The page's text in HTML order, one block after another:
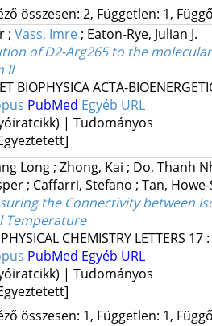
összesen: 2, Független: 1,
; Vass, Imre ; Eaton-Rye, Julian J.
of D2-Arg265 to the
II
BIOPHYSICA ACTA-
PubMed Egyéb URL
| Tudományos
Long ; Zhong, Kai ; Do, Thanh
; Caffarri, Stefano ; Tan,
the Connectivity between
Temperature
CHEMISTRY LETTERS 17:
PubMed Egyéb URL
| Tudományos
összesen: 1, Független: 1,